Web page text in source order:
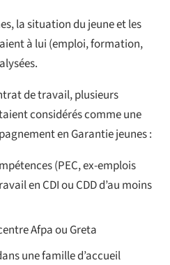
la situation du jeune et les
à lui (emploi, formation,
de travail, plusieurs
considérés comme une
en Garantie jeunes :
(PEC, ex-emplois
en CDI ou CDD d’au moins
Afpa ou Greta
une famille d’accueil